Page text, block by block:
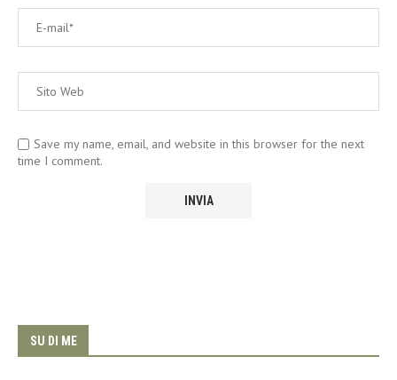
Save my name, email, and website in this browser for the next
time I comment.
SU DI ME